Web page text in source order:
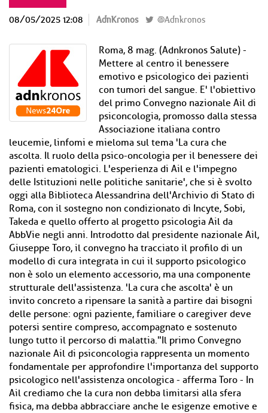
08/05/2025 12:08 AdnKronos @Adnkronos
Roma, 8 mag. (Adnkronos Salute) -
Mettere al centro il benessere
emotivo e psicologico dei pazienti
con tumori del sangue. E' l'obiettivo
del primo Convegno nazionale Ail di
psiconcologia, promosso dalla stessa
Associazione italiana contro
leucemie, linfomi e mieloma sul tema 'La cura che
ascolta. Il ruolo della psico-oncologia per il benessere dei
pazienti ematologici. L'esperienza di Ail e l'impegno
delle Istituzioni nelle politiche sanitarie', che si è svolto
oggi alla Biblioteca Alessandrina dell'Archivio di Stato di
Roma, con il sostegno non condizionato di Incyte, Sobi,
Takeda e quello offerto al progetto psicologia Ail da
AbbVie negli anni. Introdotto dal presidente nazionale Ail,
Giuseppe Toro, il convegno ha tracciato il profilo di un
modello di cura integrata in cui il supporto psicologico
non è solo un elemento accessorio, ma una componente
strutturale dell'assistenza. 'La cura che ascolta' è un
invito concreto a ripensare la sanità a partire dai bisogni
delle persone: ogni paziente, familiare o caregiver deve
potersi sentire compreso, accompagnato e sostenuto
lungo tutto il percorso di malattia."Il primo Convegno
nazionale Ail di psiconcologia rappresenta un momento
fondamentale per approfondire l'importanza del supporto
psicologico nell'assistenza oncologica - afferma Toro - In
Ail crediamo che la cura non debba limitarsi alla sfera
fisica, ma debba abbracciare anche le esigenze emotive e